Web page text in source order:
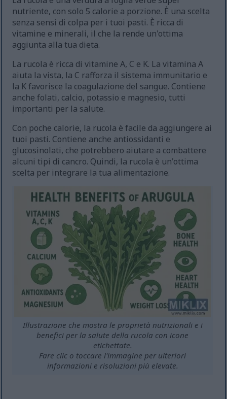
nutriente, con solo 5 calorie a porzione. È una scelta
senza sensi di colpa per i tuoi pasti. È ricca di
vitamine e minerali, il che la rende un'ottima
aggiunta alla tua dieta.
La rucola è ricca di vitamine A, C e K. La vitamina A
aiuta la vista, la C rafforza il sistema immunitario e
la K favorisce la coagulazione del sangue. Contiene
anche folati, calcio, potassio e magnesio, tutti
importanti per la salute.
Con poche calorie, la rucola è facile da aggiungere ai
tuoi pasti. Contiene anche antiossidanti e
glucosinolati, che potrebbero aiutare a combattere
alcuni tipi di cancro. Quindi, la rucola è un'ottima
scelta per integrare la tua alimentazione.
Illustrazione che mostra le proprietà nutrizionali e i
benefici per la salute della rucola con icone
etichettate.
Fare clic o toccare l'immagine per ulteriori
informazioni e risoluzioni più elevate.